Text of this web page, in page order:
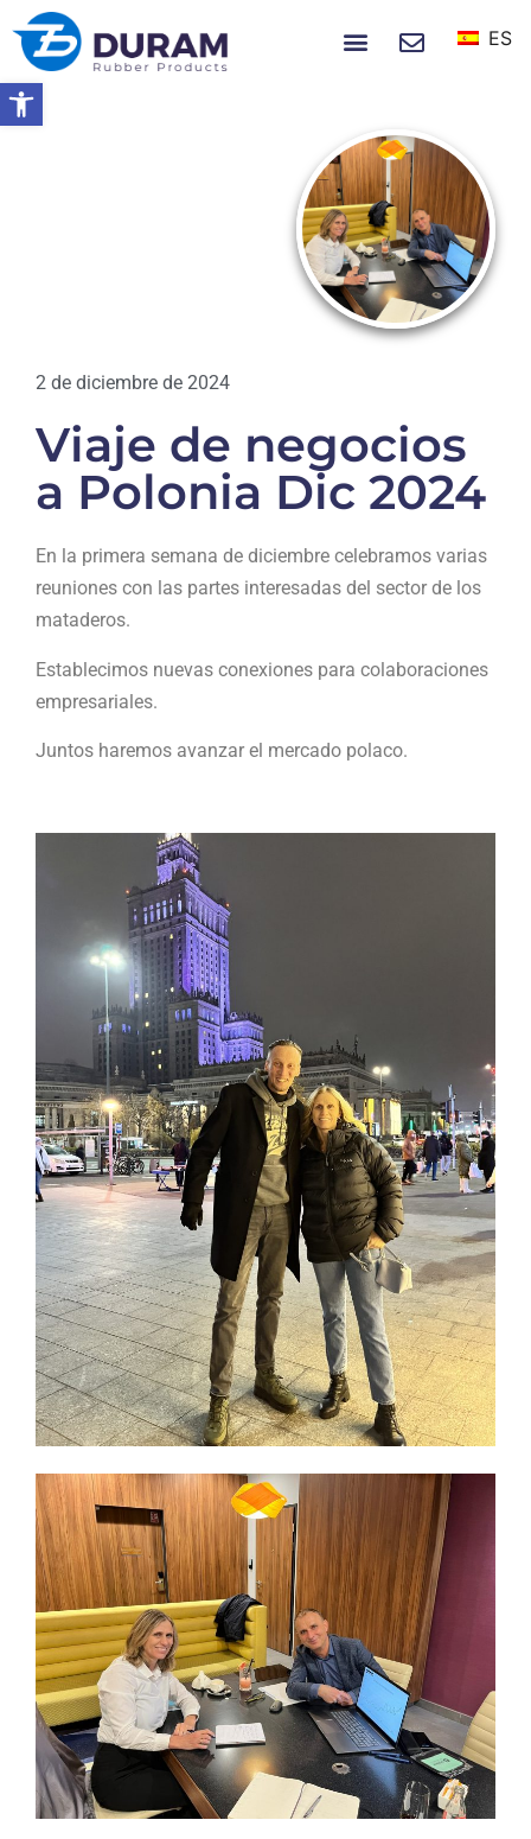
Abrir barra de herramientas
ES
2 de diciembre de 2024
Viaje de negocios
a Polonia Dic 2024
En la primera semana de diciembre celebramos varias
reuniones con las partes interesadas del sector de los
mataderos.
Establecimos nuevas conexiones para colaboraciones
empresariales.
Juntos haremos avanzar el mercado polaco.